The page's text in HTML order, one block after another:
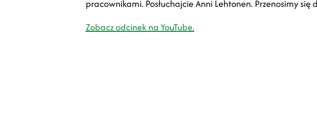
pracownikami. Posłuchajcie Anni Lehtonen. Przenosimy
Zobacz odcinek na YouTube.